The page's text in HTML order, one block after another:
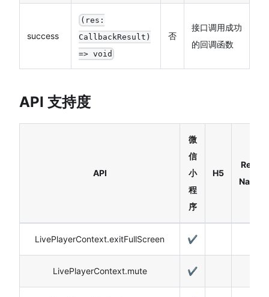
success
(res:
CallbackResult)
=> void
否
接口调用成功
的回调函数
API 支持度
API
微
信
小
程
序
H5
React
Native
LivePlayerContext.exitFullScreen ✔️
LivePlayerContext.mute ✔️